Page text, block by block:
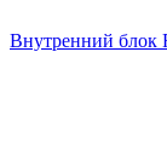
Внутренний